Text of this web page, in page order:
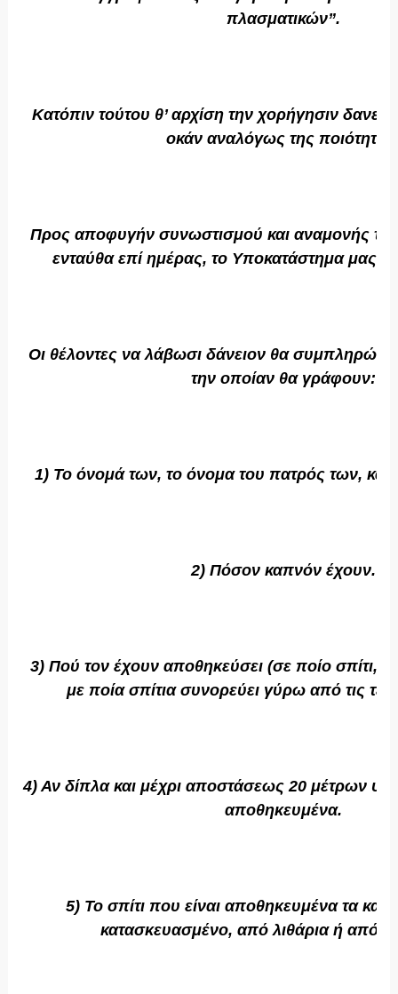
πλασματικών”.
Κατόπιν τούτου θ’ αρχίση την χορήγησιν
οκάν αναλόγως της
Προς αποφυγήν συνωστισμού και αναμονής
ενταύθα επί ημέρας, το Υποκατάστημα μας
Οι θέλοντες να λάβωσι δάνειον θα
την οποίαν θα γράφουν:
1) Το όνομά των, το όνομα του πατρός των,
2) Πόσον καπνόν έχουν.
3) Πού τον έχουν αποθηκεύσει (σε ποίο σπίτι, αν
με ποία σπίτια συνορεύει γύρω από τις
4) Αν δίπλα και μέχρι αποστάσεως 20 μέτρων
αποθηκευμένα.
5) Το σπίτι που είναι αποθηκευμένα τα
κατασκευασμένο, από λιθάρια ή από